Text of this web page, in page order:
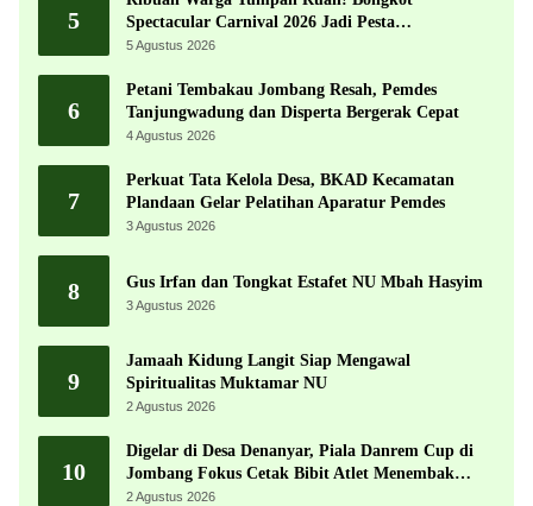
5
Spectacular Carnival 2026 Jadi Pesta
Kemerdekaan Terbesar di Peterongan
5 Agustus 2026
6
Petani Tembakau Jombang Resah, Pemdes
Tanjungwadung dan Disperta Bergerak Cepat
4 Agustus 2026
7
Perkuat Tata Kelola Desa, BKAD Kecamatan
Plandaan Gelar Pelatihan Aparatur Pemdes
3 Agustus 2026
8 Gus Irfan dan Tongkat Estafet NU Mbah Hasyim
3 Agustus 2026
9
Jamaah Kidung Langit Siap Mengawal
Spiritualitas Muktamar NU
2 Agustus 2026
10
Digelar di Desa Denanyar, Piala Danrem Cup di
Jombang Fokus Cetak Bibit Atlet Menembak
Berprestasi
2 Agustus 2026